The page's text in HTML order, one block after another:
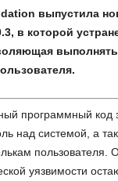
выпустила
в которой
программный код
над системой, а
пользователя.
уязвимости